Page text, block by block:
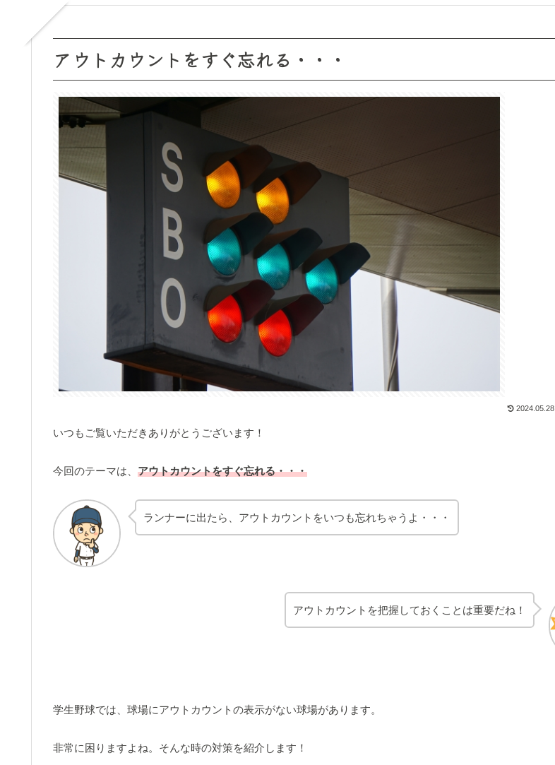
アウトカウントをすぐ忘れる・・・
2024.05.28
いつもご覧いただきありがとうございます！
今回のテーマは、 アウトカウントをすぐ忘れる・・・
ランナーに出たら、アウトカウントをいつも忘れちゃうよ・・・
アウトカウントを把握しておくことは重要だね！
学生野球では、球場にアウトカウントの表示がない球場があります。
非常に困りますよね。そんな時の対策を紹介します！